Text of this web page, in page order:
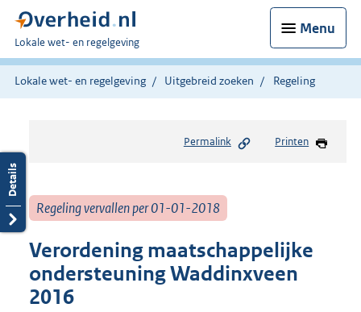
Menu
U
bent
hier:
Lokale wet- en regelgeving
Lokale wet- en regelgeving Uitgebreid zoeken Regeling
Permalink Printen
Regeling vervallen per 01-01-2018
Verordening maatschappelijke
ondersteuning Waddinxveen
2016